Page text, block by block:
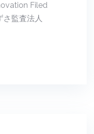
Filed
監査法人